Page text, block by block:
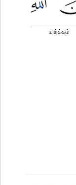
மார்க்கம்